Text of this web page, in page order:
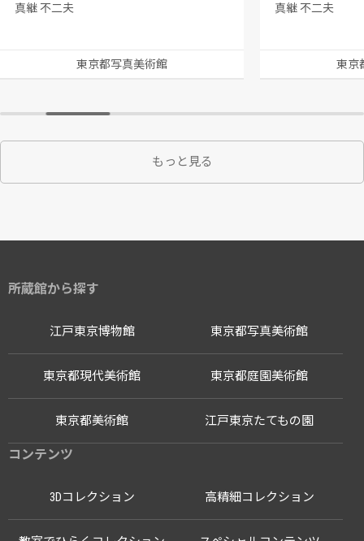
真継 不二夫
東京都写真美術館
真継 不二夫
東京
もっと見る
所蔵館から探す
江戸東京博物館
江戸東京たてもの園
東京都写真美術館
東京都現代美術館 東京都庭園美術館
東京都美術館
コンテンツ
3Dコレクション 高精細コレクション